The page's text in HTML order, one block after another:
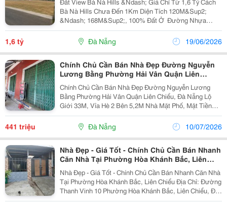
Bà Nà Hills Chưa Đến 1Km Diện Tích 120M&Sup2;
&Ndash; 168M&Sup2;, 100% Đất Ở ️ Đường Nhựa
5,5M, Vỉa Hè Hoàn Thiện ✅ 10 Phút Đến Kcn Hòa Khánh
✅ 15 Phút Đến Cảng Liên Chiểu, Bến Xe Trung Tâm,
Ql1A...
1,6 tỷ Đà Nẵng 19/06/2026
Chính Chủ Cần Bán Nhà Đẹp Đường Nguyễn
Lương Bằng Phường Hải Vân Quận Liên
Chiểu, Đà Nẵng
Chính Chủ Cần Bán Nhà Đẹp Đường Nguyễn Lương
Bằng Phường Hải Vân Quận Liên Chiểu, Đà Nẵng Lộ
Giới 33M, Vỉa Hè 2 Bên 5,2M Nhà Mặt Phố, Mặt Tiền
Diện Tích Đất 42M2. Diện Tích Sử Dụng 42M2. Ngang
5M Dài 15M Giá Bán: 10Tr500 /M2 (Có Thương Lượng/
441 triệu Đà Nẵng 10/07/2026
Nhà Đẹp - Giá Tốt - Chính Chủ Cần Bán Nhanh
Căn Nhà Tại Phường Hòa Khánh Bắc, Liên
Chiểu
Nhà Đẹp - Giá Tốt - Chính Chủ Cần Bán Nhanh Căn Nhà
Tại Phường Hòa Khánh Bắc, Liên Chiểu Địa Chỉ: Đường
Thanh Vinh 10 Phường Hòa Khánh Bắc, Liên Chiểu, Đà
Nẵng Diện Tích : 125M2 Giá Bán: 1,51 Tỷ ( Thương